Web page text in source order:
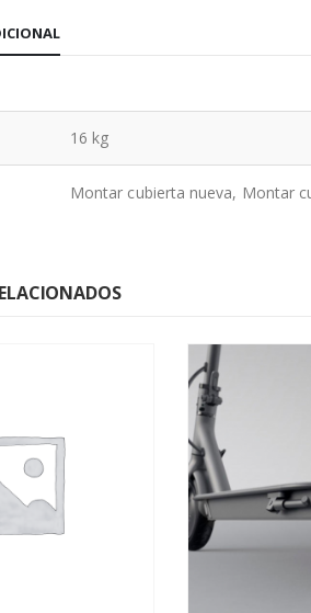
16 kg
Montar cubierta nueva, Montar
-17%